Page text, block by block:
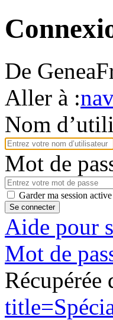
De
Aller à :
Nom
Mot de
Garder ma session active
Se connecter
Aide pour
Mot de
Récupérée